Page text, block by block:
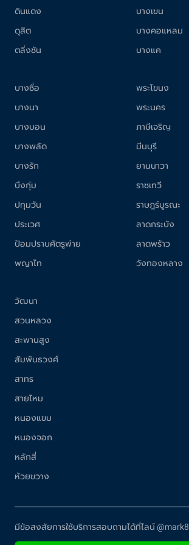
ดินแดง
ดุสิต
ตลิ่งชัน
บางเขน
บางคอแหลม
บางแค
บางซื่อ
บางนา
บางบอน
บางพลัด
บางรัก
บึงกุ่ม
ปทุมวัน
ประเวศ
ป้อมปราบศัตรูพ่าย
พญาไท
พระโขนง
พระนคร
ภาษีเจริญ
มีนบุรี
ยานนาวา
ราชเทวี
ราษฎร์บูรณะ
ลาดกระบัง
ลาดพร้าว
วังทองหลาง
วัฒนา
สวนหลวง
สะพานสูง
สัมพันธวงศ์
สาทร
สายไหม
หนองแขม
หนองจอก
หลักสี่
ห้วยขวาง
มีข้อสงสัยการใช้บริการสอบถามได้ที่ไลน์ @mark8